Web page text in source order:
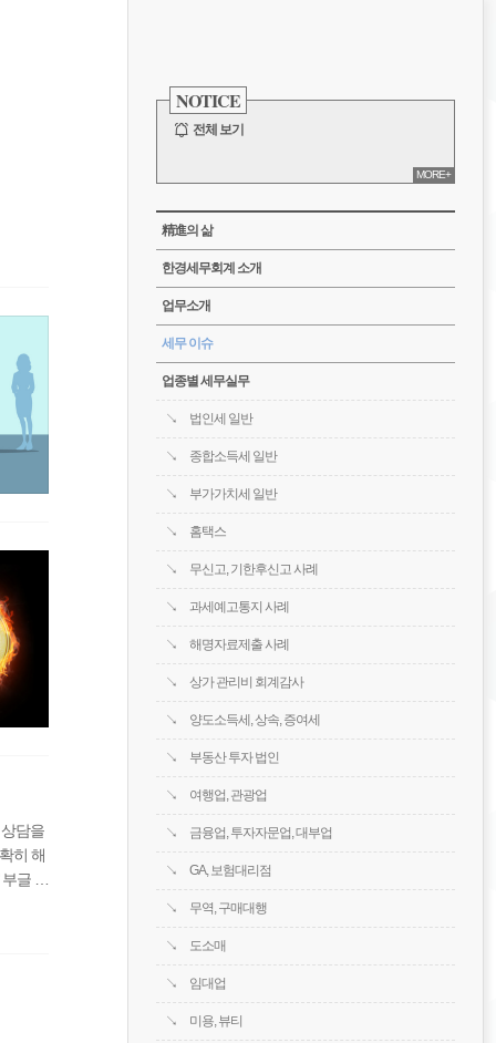
담을
히 해
글 --
NOTICE
전체 보기
MORE+
CATEGORY
精進의 삶
한경세무회계 소개
업무소개
세무 이슈
업종별 세무실무
법인세 일반
종합소득세 일반
부가가치세 일반
홈택스
무신고, 기한후신고 사례
과세예고통지 사례
해명자료제출 사례
상가 관리비 회계감사
양도소득세, 상속, 증여세
부동산 투자 법인
여행업, 관광업
금융업, 투자자문업, 대부업
GA, 보험대리점
무역, 구매대행
도소매
임대업
미용, 뷰티